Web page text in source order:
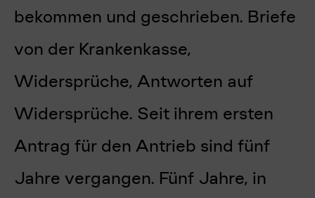
bekommen und geschrieben. Briefe
von der Krankenkasse,
Widersprüche, Antworten auf
Widersprüche. Seit ihrem ersten
Antrag für den Antrieb sind fünf
Jahre vergangen. Fünf Jahre, in